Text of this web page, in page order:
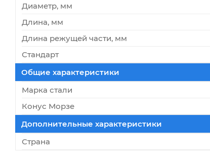
Диаметр, мм
Длина, мм
Длина режущей части, мм
Стандарт
Общие характеристики
Марка стали
Конус Морзе
Дополнительные характеристики
Страна